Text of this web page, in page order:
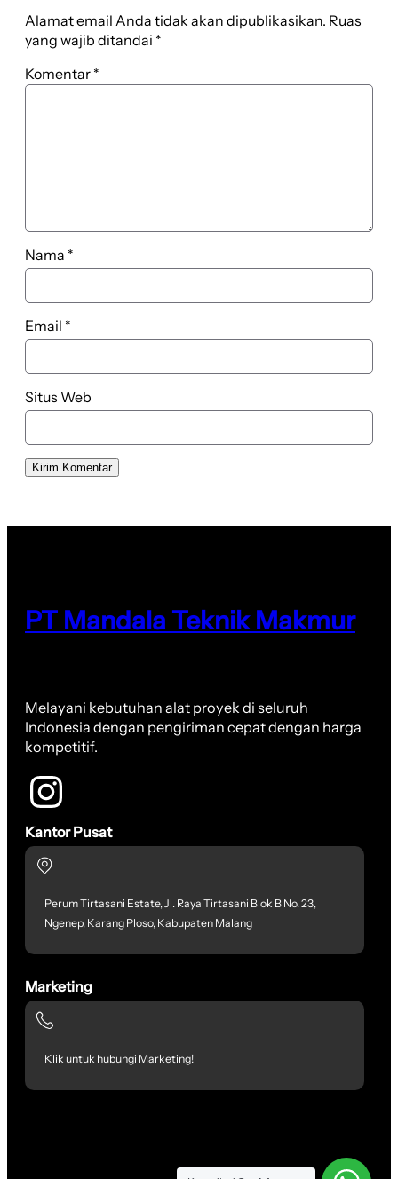
Alamat email Anda tidak akan dipublikasikan. Ruas
yang wajib ditandai *
Komentar *
Nama *
Email *
Situs Web
PT Mandala Teknik Makmur
Melayani kebutuhan alat proyek di seluruh
Indonesia dengan pengiriman cepat dengan harga
kompetitif.
Kantor Pusat
Perum Tirtasani Estate, Jl. Raya Tirtasani Blok B No. 23,
Ngenep, Karang Ploso, Kabupaten Malang
Marketing
Klik untuk hubungi Marketing!